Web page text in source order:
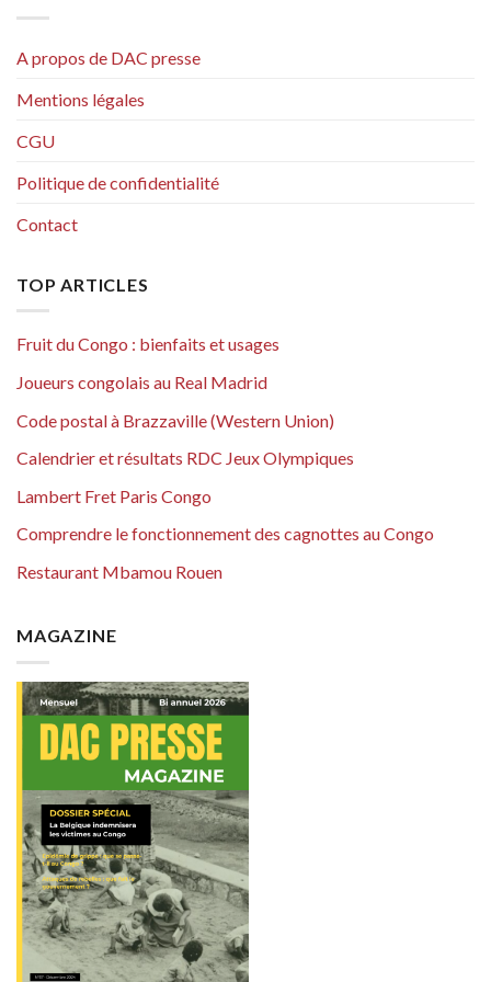
A propos de DAC presse
Mentions légales
CGU
Politique de confidentialité
Contact
TOP ARTICLES
Fruit du Congo : bienfaits et usages
Joueurs congolais au Real Madrid
Code postal à Brazzaville (Western Union)
Calendrier et résultats RDC Jeux Olympiques
Lambert Fret Paris Congo
Comprendre le fonctionnement des cagnottes au Congo
Restaurant Mbamou Rouen
MAGAZINE